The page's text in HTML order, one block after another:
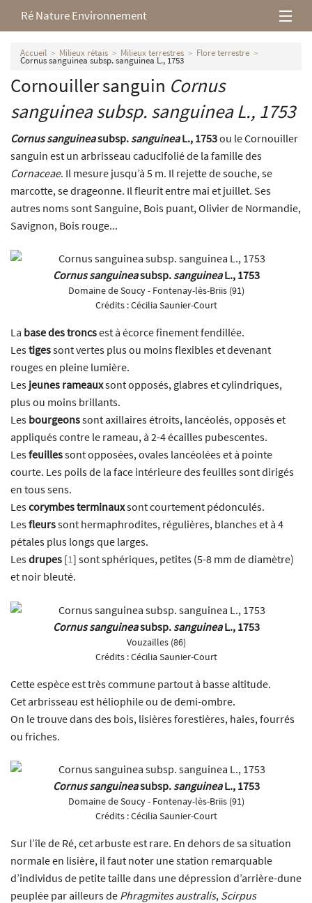
Ré Nature Environnement
L’association
Milieux rétais
Nos parutions
Accueil Milieux rétais Milieux terrestres Flore terrestre
Cornus sanguinea subsp. sanguinea L., 1753
Cornouiller sanguin Cornus
sanguineasubsp. sanguineaL., 1753
Cornus sanguineasubsp.sanguineaL., 1753ou le Cornouiller
sanguin est un arbrisseau caducifolié de la famille des
Cornaceae. Il mesure jusqu’à 5 m. Il rejette de souche, se
marcotte, se drageonne. Il fleurit entre mai et juillet. Ses
autres noms sont Sanguine, Bois puant, Olivier de Normandie,
Savignon, Bois rouge...
Cornus sanguineasubsp.sanguineaL., 1753
Domaine de Soucy - Fontenay-lès-Briis (91)
Crédits :Cécilia Saunier-Court
La base des troncsest à écorce finement fendillée.
Lestigessont vertes plus ou moins flexibles et devenant
rouges en pleine lumière.
Les jeunes rameauxsont opposés, glabres et cylindriques,
plus ou moins brillants.
Les bourgeonssont axillaires étroits, lancéolés, opposés et
appliqués contre le rameau, à 2-4 écailles pubescentes.
Lesfeuillessont opposées, ovales lancéolées et à pointe
courte. Les poils de la face intérieure des feuilles sont dirigés
en tous sens.
Lescorymbes terminauxsont courtement pédonculés.
Lesfleurssont hermaphrodites, régulières, blanches et à 4
pétales plus longs que larges.
Lesdrupes [1] sont sphériques, petites (5-8 mm de diamètre)
et noir bleuté.
Cornus sanguineasubsp.sanguineaL., 1753
Vouzailles (86)
Crédits :Cécilia Saunier-Court
Cette espèce est très commune partout à basse altitude.
Cet arbrisseau est héliophile ou de demi-ombre.
On le trouve dans des bois, lisières forestières, haies, fourrés
ou friches.
Cornus sanguineasubsp.sanguineaL., 1753
Domaine de Soucy - Fontenay-lès-Briis (91)
Crédits :Cécilia Saunier-Court
Sur l’île de Ré, cet arbuste est rare. En dehors de sa situation
normale en lisière, il faut noter une station remarquable
d’individus de petite taille dans une dépression d’arrière-dune
peuplée par ailleurs de Phragmites australis, Scirpus